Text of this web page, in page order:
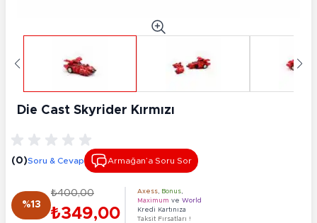
Die Cast Skyrider Kırmızı
(0)Soru & Cevap Armağan’a Soru Sor
%13
₺400,00
₺349,00
Axess Bonus
Maximum ve World
Kredi Kartınıza
Taksit Fırsatları !